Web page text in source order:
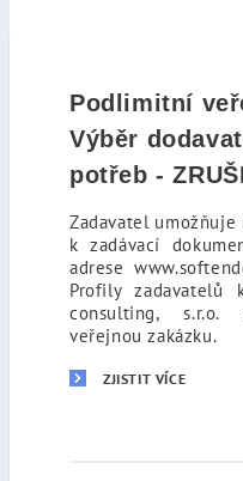
Podlimitní
Výběr
potřeb -
Zadavatel
k zadávací
adrese
Profily zadavatelů
consulting, s.r.o.
veřejnou zakázku.
ZJISTIT VÍCE